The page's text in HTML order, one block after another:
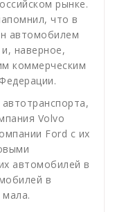
рынке.
что в
автомобилем
наверное,
коммерческим
Volvo
Ford с их
автомобилей в
в